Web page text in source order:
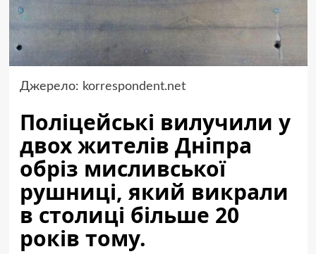
Джерело: korrespondent.net
Поліцейські вилучили у
двох жителів Дніпра
обріз мисливської
рушниці, який викрали
в столиці більше 20
років тому.